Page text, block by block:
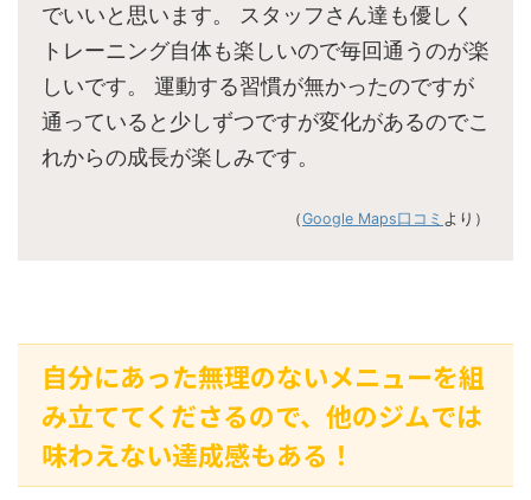
でいいと思います。 スタッフさん達も優しく
トレーニング自体も楽しいので毎回通うのが楽
しいです。 運動する習慣が無かったのですが
通っていると少しずつですが変化があるのでこ
れからの成長が楽しみです。
（Google Maps口コミ より）
自分にあった無理のないメニューを組
み立ててくださるので、他のジムでは
味わえない達成感もある！